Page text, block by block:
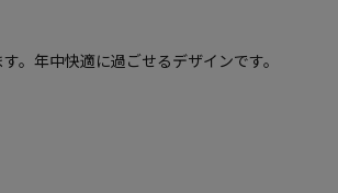
。年中快適に過ごせるデザインです。